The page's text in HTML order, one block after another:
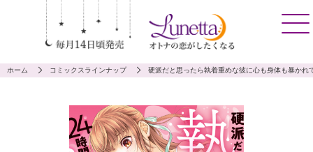
ホーム コミックスラインナップ 硬派だと思ったら執着重めな彼に心も身体も暴か